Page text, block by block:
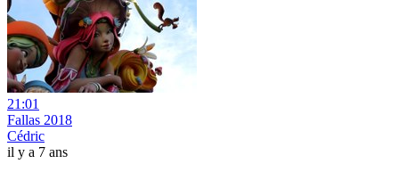
21:01
Fallas 2018
Cédric
il y a 7 ans